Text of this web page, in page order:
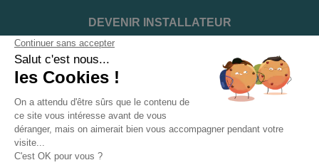
DEVENIR INSTALLATEUR
NOTRE SERVICE APRÈS VENTE
NOS PARTENAIRES OFFICIELS
INFORMATIONS ET CONDITIONS